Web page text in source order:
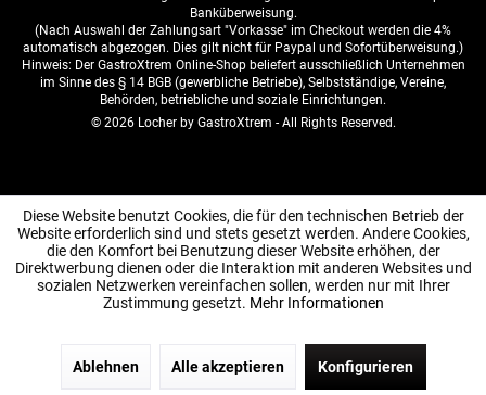
Banküberweisung.
(Nach Auswahl der Zahlungsart "Vorkasse" im Checkout werden die 4%
automatisch abgezogen. Dies gilt nicht für Paypal und Sofortüberweisung.)
Hinweis: Der GastroXtrem Online-Shop beliefert ausschließlich Unternehmen
im Sinne des § 14 BGB (gewerbliche Betriebe), Selbstständige, Vereine,
Behörden, betriebliche und soziale Einrichtungen.
© 2026 Locher by GastroXtrem - All Rights Reserved.
Diese Website benutzt Cookies, die für den technischen Betrieb der
Website erforderlich sind und stets gesetzt werden. Andere Cookies,
die den Komfort bei Benutzung dieser Website erhöhen, der
Direktwerbung dienen oder die Interaktion mit anderen Websites und
sozialen Netzwerken vereinfachen sollen, werden nur mit Ihrer
Zustimmung gesetzt. Mehr Informationen
Ablehnen Alle akzeptieren Konfigurieren